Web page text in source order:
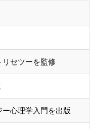
セツーを監修
心理学入門を出版